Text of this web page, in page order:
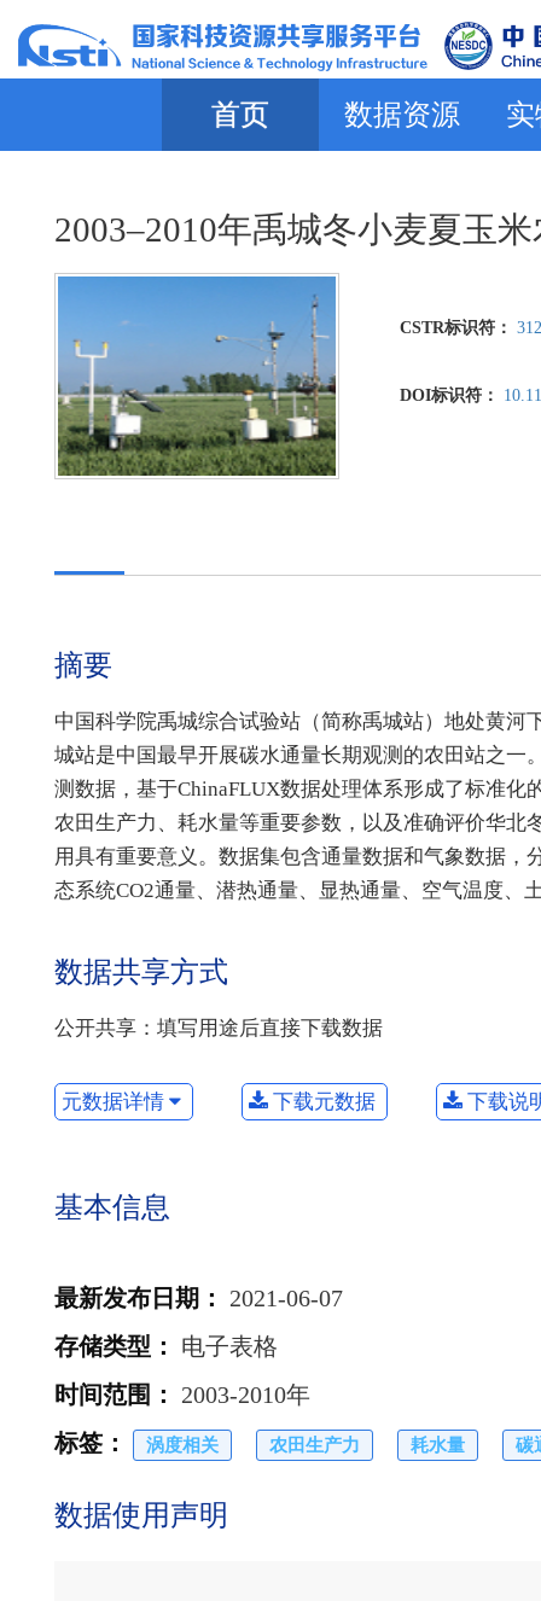
首页 数据资源
2003–2010年禹城冬小麦夏玉
CSTR标识符：
DOI标识符：
摘要
中国科学院禹城综合试验站（简称禹城站）地处黄
城站是中国最早开展碳水通量长期观测的农田站之一
测数据，基于ChinaFLUX数据处理体系形成了标准
农田生产力、耗水量等重要参数，以及准确评价华
用具有重要意义。数据集包含通量数据和气象数据
态系统CO2通量、潜热通量、显热通量、空气温度
数据共享方式
公开共享：填写用途后直接下载数据
元数据详情 下载元数据 下载说
基本信息
最新发布日期 ：
2021-06-07
存储类型 ：
电子表格
时间范围 ：
2003-2010年
标签 ： 涡度相关 农田生产力 耗水量 碳
数据使用声明